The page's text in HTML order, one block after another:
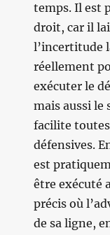
temps. Il est
droit, car il
l’incertitude
réellement
exécuter le
mais aussi
facilite
défensives.
est
être exécuté
précis où
de sa ligne,